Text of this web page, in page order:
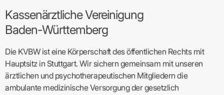
Kassenärztliche Vereinigung
Baden-Württemberg
Die KVBW ist eine Körperschaft des öffentlichen Rechts mit
Hauptsitz in Stuttgart. Wir sichern gemeinsam mit unseren
ärztlichen und psychotherapeutischen Mitgliedern die
ambulante medizinische Versorgung der gesetzlich